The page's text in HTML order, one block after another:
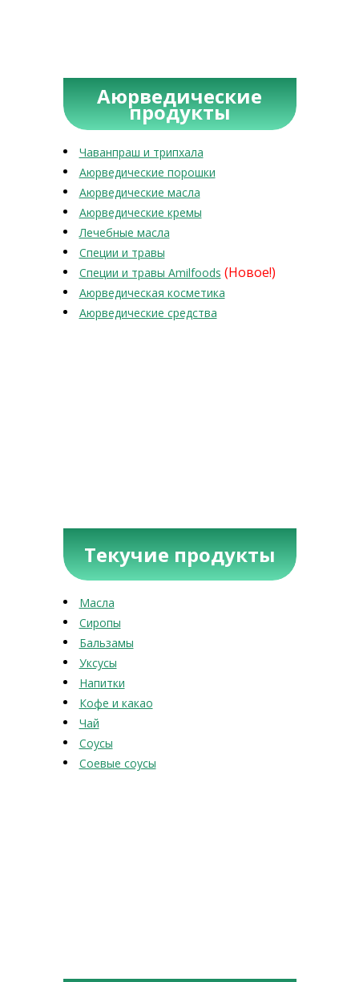
Аюрведические
продукты
Чаванпраш и трипхала
Аюрведические порошки
Аюрведические масла
Аюрведические кремы
Лечебные масла
Специи и травы
Специи и травы Amilfoods (Новое!)
Аюрведическая косметика
Аюрведические средства
Текучие продукты
Масла
Сиропы
Бальзамы
Уксусы
Напитки
Кофе и какао
Чай
Соусы
Соевые соусы